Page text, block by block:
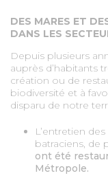
DES MARES ET
DANS LES
Depuis plusieurs
auprès d’habitants
création ou de
biodiversité et à
disparu de notre
L’entretien
batraciens, de
ont été
Métropole.